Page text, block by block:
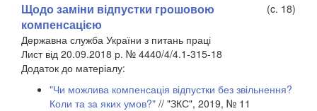
Щодо заміни відпустки грошовою
компенсацією
(c. 18)
Державна служба України з питань праці
Лист від 20.09.2018 р. № 4440/4/4.1-315-18
Додаток до матеріалу:
"Чи можлива компенсація відпустки без звільнення?
Коли та за яких умов?" // "ЗКС", 2019, № 11